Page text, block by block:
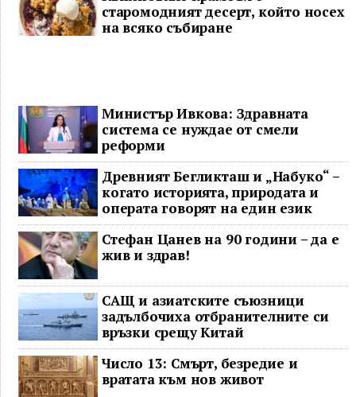
старомодният десерт, който носех
на всяко събиране
Министър Ивкова: Здравната
система се нуждае от смели
реформи
Древният Бегликташ и „Набуко“ –
когато историята, природата и
операта говорят на един език
Стефан Цанев на 90 години – да е
жив и здрав!
САЩ и азиатските съюзници
задълбочиха отбранителните си
връзки срещу Китай
Число 13: Смърт, безредие и
вратата към нов живот